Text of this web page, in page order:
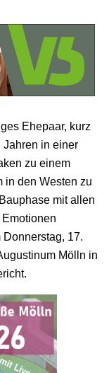
Ehepaar, kurz
Jahren in einer
zu einem
in den Westen zu
mit allen
17.
Mölln in